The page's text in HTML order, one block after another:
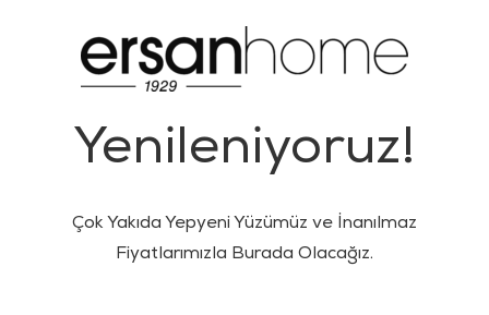
Yenileniyoruz!
Çok Yakıda Yepyeni Yüzümüz ve İnanılmaz
Fiyatlarımızla Burada Olacağız.